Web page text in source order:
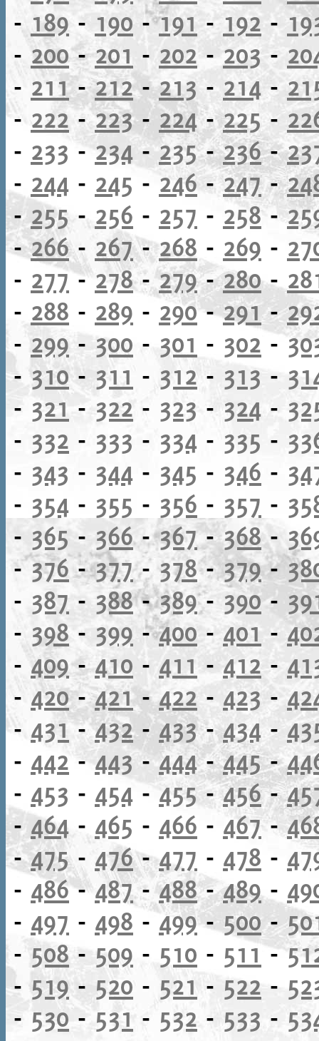
- 189 - 190 -191- 192 -
- 200-201 - 202-203 -
- 211-212-213 - 214 -
- 222 -223-224-225-
- 233 -234 -235-236-
- 244 - 245 - 246-247-
- 255- 256 - 257 - 258-
-266- 267-268 - 269 -
- 277-278-279-280-
- 288 - 289 - 290-291-
- 299 -300 - 301 - 302 -
-310- 311 - 312- 313 -
- 321 - 322 - 323 - 324 -
- 332 - 333 - 334 - 335 -
- 343 - 344 - 345 - 346 -
- 354 - 355 - 356 - 357 -
- 365 - 366-367-368-
-376-377-378- 379-
- 387 - 388-389- 390-
- 398 - 399 -400-401 -
-409-410 - 411-412 -
- 420-421-422 - 423 -
- 431-432-433-434-
- 442 -443 -444-445-
- 453 - 454 -455-456-
- 464 - 465 - 466 - 467-
-475- 476-477 - 478 -
- 486-487-488-489-
- 497 - 498 -499- 500-
- 508- 509 - 510 - 511-
-519- 520 - 521 - 522 -
- 530- 531 - 532 - 533 -